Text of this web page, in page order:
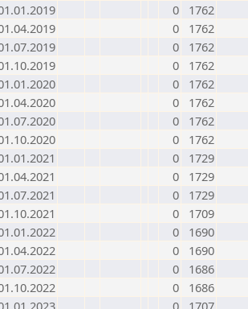
0
1762
0
1762
0
1762
0
1762
0
1762
0
1762
0
1762
0
1762
0
1729
0
1729
0
1729
0
1709
0
1690
0
1690
0
1686
0
1686
0
1707